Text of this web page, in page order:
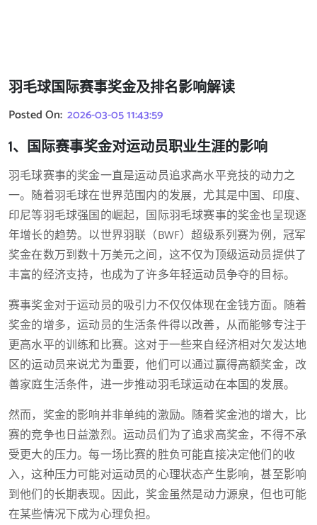
羽毛球国际赛事奖金及排名影响解读
Posted On: 2026-03-05 11:43:59
1、国际赛事奖金对运动员职业生涯的影响
羽毛球赛事的奖金一直是运动员追求高水平竞技的动力之
一。随着羽毛球在世界范围内的发展，尤其是中国、印度、
印尼等羽毛球强国的崛起，国际羽毛球赛事的奖金也呈现逐
年增长的趋势。以世界羽联（BWF）超级系列赛为例，冠军
奖金在数万到数十万美元之间，这不仅为顶级运动员提供了
丰富的经济支持，也成为了许多年轻运动员争夺的目标。
赛事奖金对于运动员的吸引力不仅仅体现在金钱方面。随着
奖金的增多，运动员的生活条件得以改善，从而能够专注于
更高水平的训练和比赛。这对于一些来自经济相对欠发达地
区的运动员来说尤为重要，他们可以通过赢得高额奖金，改
善家庭生活条件，进一步推动羽毛球运动在本国的发展。
然而，奖金的影响并非单纯的激励。随着奖金池的增大，比
赛的竞争也日益激烈。运动员们为了追求高奖金，不得不承
受更大的压力。每一场比赛的胜负可能直接决定他们的收
入，这种压力可能对运动员的心理状态产生影响，甚至影响
到他们的长期表现。因此，奖金虽然是动力源泉，但也可能
在某些情况下成为心理负担。